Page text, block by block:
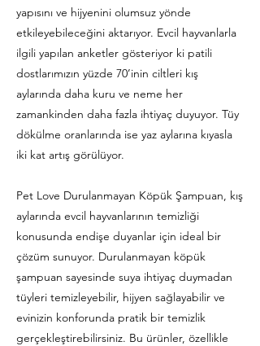
yapısını ve hijyenini olumsuz yönde
etkileyebileceğini aktarıyor. Evcil hayvanlarla
ilgili yapılan anketler gösteriyor ki patili
dostlarımızın yüzde 70’inin ciltleri kış
aylarında daha kuru ve neme her
zamankinden daha fazla ihtiyaç duyuyor. Tüy
dökülme oranlarında ise yaz aylarına kıyasla
iki kat artış görülüyor.
Pet Love Durulanmayan Köpük Şampuan, kış
aylarında evcil hayvanlarının temizliği
konusunda endişe duyanlar için ideal bir
çözüm sunuyor. Durulanmayan köpük
şampuan sayesinde suya ihtiyaç duymadan
tüyleri temizleyebilir, hijyen sağlayabilir ve
evinizin konforunda pratik bir temizlik
gerçekleştirebilirsiniz. Bu ürünler, özellikle